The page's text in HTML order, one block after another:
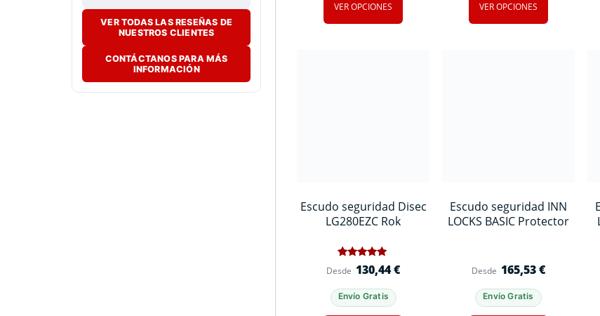
VER TODAS LAS RESEÑAS DE
NUESTROS CLIENTES
CONTÁCTANOS PARA MÁS
INFORMACIÓN
VER OPCIONES VER OPCIONES
Escudo seguridad Disec
LG280EZC Rok
Valorado
con
de 5 en
base a
Desde 130,44€
Envío Gratis
Escudo seguridad INN
LOCKS BASIC Protector
Desde 165,53€
Envío Gratis